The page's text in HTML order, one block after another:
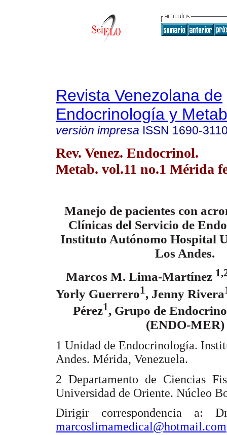
Revista Venezolana de
Endocrinología y
versión impresa ISSN 1690-
Rev. Venez. Endocrinol.
Metab. vol.11 no.1 Mérida
Manejo de pacientes con
Clínicas del Servicio de
Instituto Autónomo Hospital
Los Andes.
Marcos M. Lima-Martínez
Yorly Guerrero1 , Jenny Rivera
Pérez1 , Grupo de
(ENDO-MER)
1 Unidad de Endocrinología.
Andes. Mérida, Venezuela.
2 Departamento de Ciencias
Universidad de Oriente. Núcleo
Dirigir correspondencia a:
marcoslimamedical@hotmail.com